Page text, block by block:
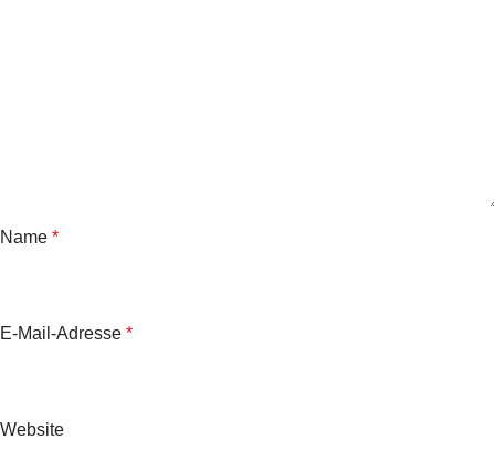
Name *
E-Mail-Adresse *
Website